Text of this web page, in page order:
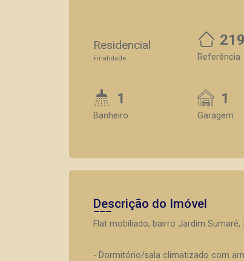
Residencial
Finalidade Referência
1
Banheiro
1
Garagem
Descrição do Imóvel
Flat mobiliado, bairro Jardim
- Dormitório/sala climatizado com